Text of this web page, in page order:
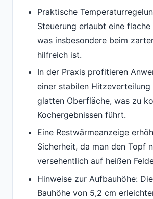
Praktische
Steuerung erlaubt eine
was insbesondere beim
hilfreich ist.
In der Praxis profitieren
einer stabilen Hitzeverteilung
glatten Oberfläche, was zu
Kochergebnissen führt.
Eine Restwärmeanzeige
Sicherheit, da man den Topf
versehentlich auf heißen
Hinweise zur Aufbauhöhe:
Bauhöhe von 5,2 cm